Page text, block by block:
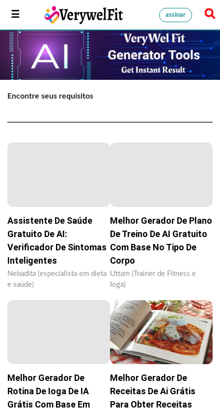
assinar
Encontre seus requisitos
Assistente De Saúde
Gratuito De AI:
Verificador De Sintomas
Inteligentes
Nebadita (especialista em dieta
e saúde)
Melhor Gerador De Plano
De Treino De AI Gratuito
Com Base No Tipo De
Corpo
Uttam (Trainer de Fitness e
Ioga)
Melhor Gerador De
Rotina De Ioga De IA
Grátis Com Base Em
Melhor Gerador De
Receitas De Ai Grátis
Para Obter Receitas